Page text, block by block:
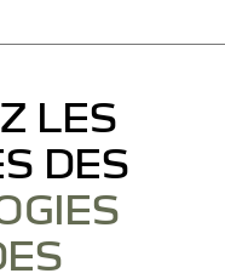
100% électrique et
le reste du temps.
automatique entre 3
de carburant et de
essence équivalent.
électrique.
(WorldwideHarmonized Light Vehicles Test
(type de route, style de conduite et
LES
DES